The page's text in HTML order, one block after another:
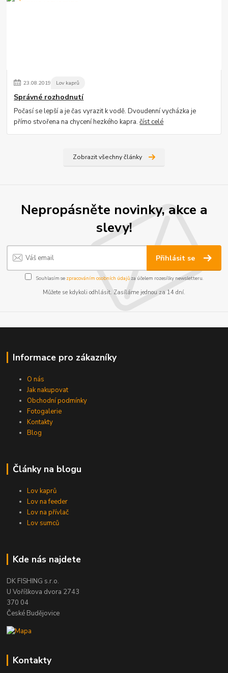
23.08.2019 Lov kaprů
Správné rozhodnutí
Počasí se lepší a je čas vyrazit k vodě. Dvoudenní vycházka je
přímo stvořena na chycení hezkého kapra.číst celé
Zobrazit všechny články
Nepropásněte novinky, akce a
slevy!
Přihlásit se
Souhlasím se zpracováním osobních údajůza účelem rozesílky newsletteru.
Můžete se kdykoli odhlásit. Zasíláme jednou za 14 dní.
Informace pro zákazníky
O nás
Jak nakupovat
Obchodní podmínky
Fotogalerie
Kontakty
Blog
Články na blogu
Lov kaprů
Lov na feeder
Lov na přívlač
Lov sumců
Kde nás najdete
DK FISHING s.r.o.
U Voříškova dvora 2743
370 04
České Budějovice
Kontakty